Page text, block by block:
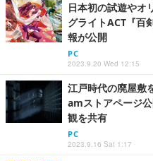
日本初の試遊やオ
グライトACT『百
報が公開
PC
2023.9.20 Wed 12:15
江戸時代の廃屋敷
amストアページ
観を共有
PC
2023.9.16 Sat 1:17